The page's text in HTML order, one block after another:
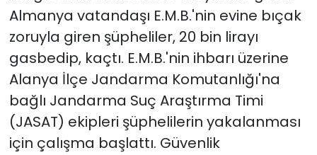
Almanya vatandaşı E.M.B.'nin evine bıçak
zoruyla giren şüpheliler, 20 bin lirayı
gasbedip, kaçtı. E.M.B.'nin ihbarı üzerine
Alanya İlçe Jandarma Komutanlığı'na
bağlı Jandarma Suç Araştırma Timi
(JASAT) ekipleri şüphelilerin yakalanması
için çalışma başlattı. Güvenlik